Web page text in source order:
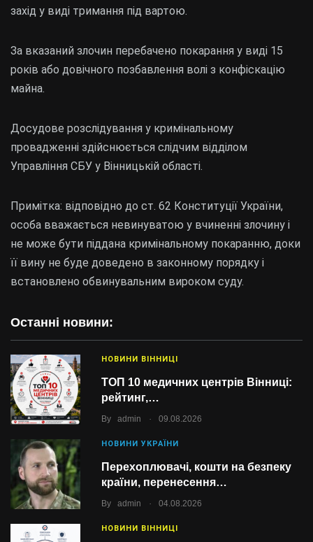
Останні новини:
НОВИНИ ВІННИЦІ
ТОП 10 медичних центрів Вінниці:
рейтинг,…
By admin . 09.08.2026
НОВИНИ УКРАЇНИ
Перехоплювачі, кошти на безпеку
країни, перенесення…
By admin . 04.08.2026
НОВИНИ ВІННИЦІ
захід у виді тримання під вартою.
За вказаний злочин перебачено покарання у виді 15
років або довічного позбавлення волі з конфіскацію
майна.
Досудове розслідування у кримінальному
провадженні здійснюється слідчим відділом
Управління СБУ у Вінницькій області.
Примітка: відповідно до ст. 62 Конституції України,
особа вважається невинуватою у вчиненні злочину і
не може бути піддана кримінальному покаранню, доки
її вину не буде доведено в законному порядку і
встановлено обвинувальним вироком суду.